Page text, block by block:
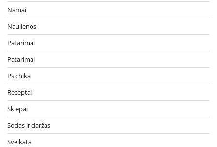
Namai
Naujienos
Patarimai
Patarimai
Psichika
Receptai
Skiepai
Sodas ir daržas
Sveikata